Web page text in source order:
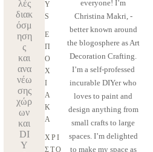
λές
διακ
όσμ
ηση
ς
και
ανα
νέω
σης
χώρ
ων
και
DI
Y
Y
S
Ε
Π
Ο
Χ
Ι
Α
Κ
Ά
ΧΡΙ
ΣΤΟ
everyone! I’m
Christina Makri, -
better known around
the blogosphere as Art
Decoration Crafting.
I’m a self-professed
incurable DIYer who
loves to paint and
design anything from
small crafts to large
spaces. I’m delighted
to make my space as